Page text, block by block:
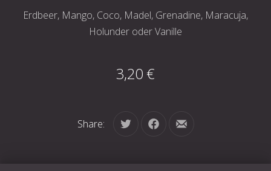
Erdbeer, Mango, Coco, Madel, Grenadine, Maracuja,
Holunder oder Vanille
3,20 €
Share: Tweet Share on Facebook
Share by Email